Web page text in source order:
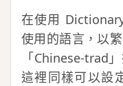
在使用
使用的語言，以
「Chinese-trad
這裡同樣可以設